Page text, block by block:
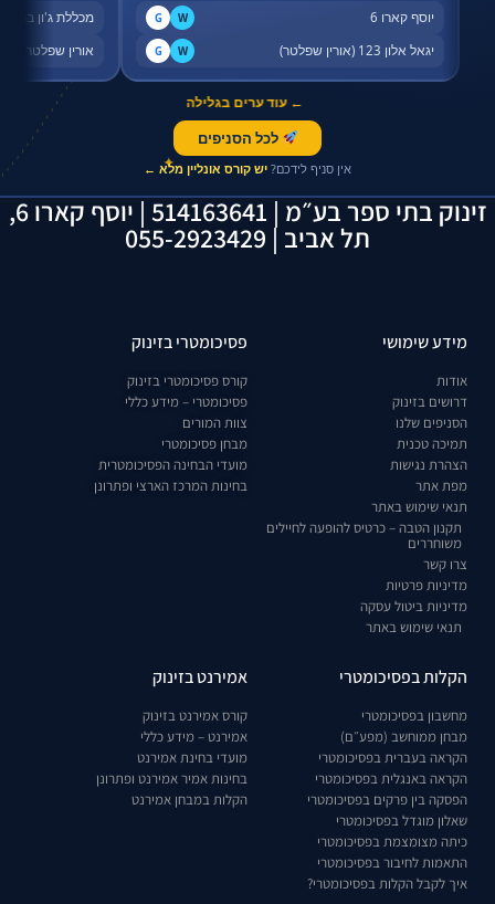
✦
יוסף קארו 6 W
G
יגאל אלון 123 (אורין שפלטר) W
G
מכללת ג'ון
אורין שפלטר,
← עוד ערים בגלילה
לכל הסניפים
אין סניף לידכם? יש קורס אונליין מלא ←
זינוק בתי ספר בע״מ | 514163641 | יוסף קארו 6,
תל אביב | 055-2923429
מידע שימושי
אודות
דרושים בזינוק
הסניפים שלנו
תמיכה טכנית
הצהרת נגישות
מפת אתר
תנאי שימוש באתר
תקנון הטבה – כרטיס להופעה לחיילים
משוחררים
צרו קשר
מדיניות פרטיות
מדיניות ביטול עסקה
תנאי שימוש באתר
פסיכומטרי בזינוק
קורס פסיכומטרי בזינוק
פסיכומטרי – מידע כללי
צוות המורים
מבחן פסיכומטרי
מועדי הבחינה הפסיכומטרית
בחינות המרכז הארצי ופתרונן
הקלות בפסיכומטרי
מחשבון בפסיכומטרי
מבחן ממוחשב (מפע״ם)
הקראה בעברית בפסיכומטרי
הקראה באנגלית בפסיכומטרי
הפסקה בין פרקים בפסיכומטרי
שאלון מוגדל בפסיכומטרי
כיתה מצומצמת בפסיכומטרי
התאמות לחיבור בפסיכומטרי
איך לקבל הקלות בפסיכומטרי?
אמירנט בזינוק
קורס אמירנט בזינוק
אמירנט – מידע כללי
מועדי בחינת אמירנט
בחינות אמיר אמירנט ופתרונן
הקלות במבחן אמירנט